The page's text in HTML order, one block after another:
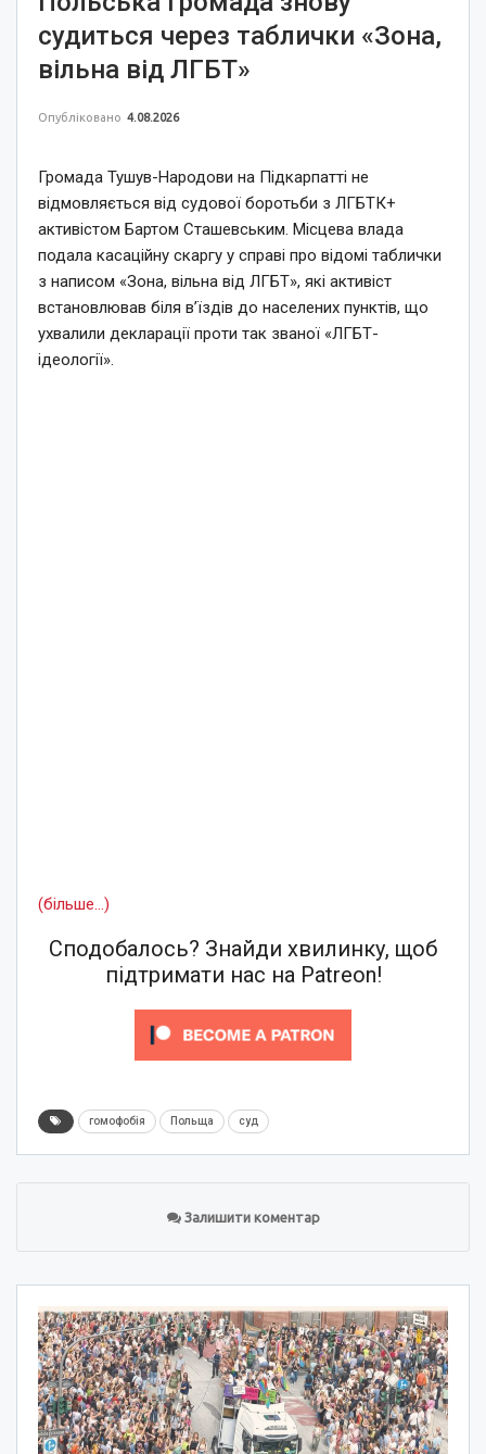
судиться через таблички «Зона,
вільна від ЛГБТ»
Опубліковано 4.08.2026
Громада Тушув-Народови на Підкарпатті не
відмовляється від судової боротьби з ЛГБТК+
активістом Бартом Сташевським. Місцева влада
подала касаційну скаргу у справі про відомі таблички
з написом «Зона, вільна від ЛГБТ», які активіст
встановлював біля в’їздів до населених пунктів, що
ухвалили декларації проти так званої «ЛГБТ-
ідеології».
(більше…)
Сподобалось? Знайди хвилинку, щоб
підтримати нас на Patreon!
гомофобія Польща суд
Залишити коментар